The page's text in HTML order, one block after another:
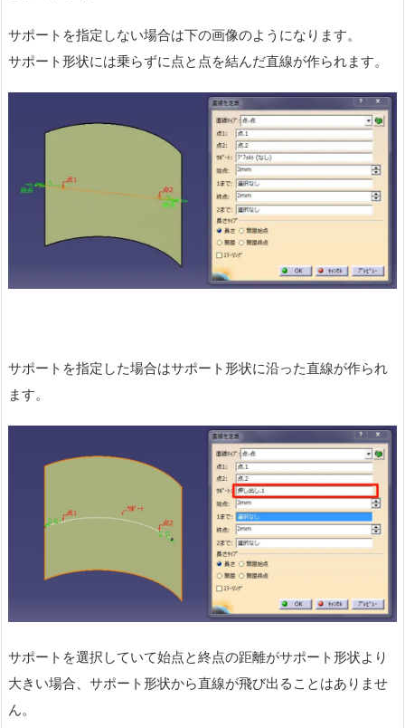
サポートを指定しない場合は下の画像のようになります。
サポート形状には乗らずに点と点を結んだ直線が作られます。
サポートを指定した場合はサポート形状に沿った直線が作られ
ます。
サポートを選択していて始点と終点の距離がサポート形状より
大きい場合、サポート形状から直線が飛び出ることはありませ
ん。